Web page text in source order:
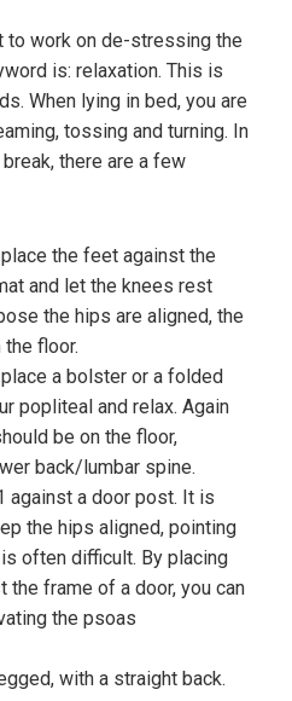
to work on de-stressing the
is: relaxation. This is
When lying in bed, you are
tossing and turning. In
there are a few
the feet against the
and let the knees rest
the hips are aligned, the
floor.
a bolster or a folded
popliteal and relax. Again
be on the floor,
back/lumbar spine.
against a door post. It is
the hips aligned, pointing
often difficult. By placing
the frame of a door, you can
the psoas
with a straight back.